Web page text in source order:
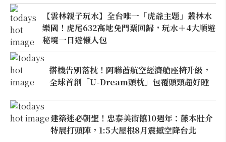
【雲林親子玩水】全台唯一「虎爺主題」叢林水
樂園！虎尾632高地免門票回歸，玩水＋4大順遊
秘境一日遊懶人包
搭機告別落枕！阿聯酋航空經濟艙座椅升級，
全球首創「U-Dream頭枕」包覆頭頸超好睡
建築迷必朝聖！忠泰美術館10週年：藤本壯介
特展打頭陣，1:5大屋根8月震撼空降台北